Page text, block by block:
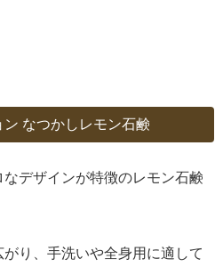
なつかしレモン石鹸
デザインが特徴のレモン石鹸
り、手洗いや全身用に適して